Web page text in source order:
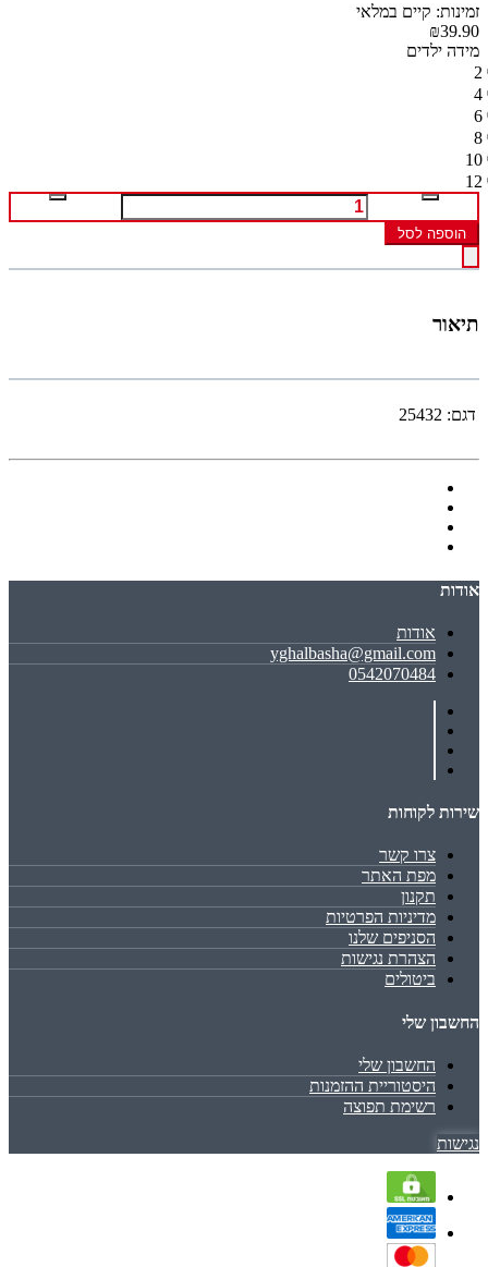
זמינות: קיים במלאי
₪39.90
מידה ילדים
2
4
6
8
10
12
הוספה לסל
תיאור
דגם: 25432
אודות
אודות
yghalbasha@gmail.com
0542070484
שירות לקוחות
צרו קשר
מפת האתר
תקנון
מדיניות הפרטיות
הסניפים שלנו
הצהרת נגישות
ביטולים
החשבון שלי
החשבון שלי
היסטוריית ההזמנות
רשימת תפוצה
נגישות